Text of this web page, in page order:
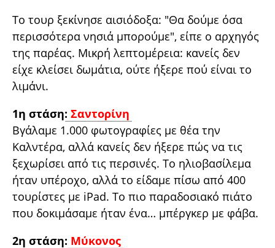
Το τουρ ξεκίνησε αισιόδοξα: "Θα δούμε όσα
περισσότερα νησιά μπορούμε", είπε ο αρχηγός
της παρέας. Μικρή λεπτομέρεια: κανείς δεν
είχε κλείσει δωμάτια, ούτε ήξερε πού είναι το
λιμάνι.
1η στάση: Σαντορίνη
Βγάλαμε 1.000 φωτογραφίες με θέα την
Καλντέρα, αλλά κανείς δεν ήξερε πώς να τις
ξεχωρίσει από τις περσινές. Το ηλιοβασίλεμα
ήταν υπέροχο, αλλά το είδαμε πίσω από 400
τουρίστες με iPad. Το πιο παραδοσιακό πιάτο
που δοκιμάσαμε ήταν ένα… μπέργκερ με φάβα.
2η στάση: Μύκονος